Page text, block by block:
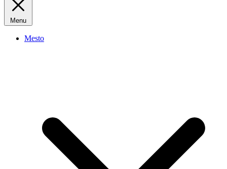
Menu
Mesto